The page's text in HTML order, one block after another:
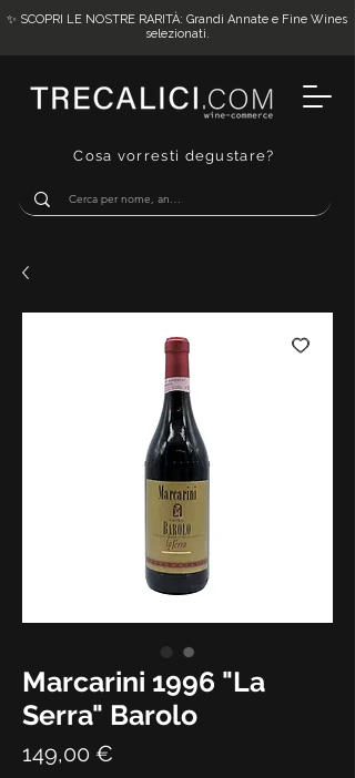
Cosa vorresti degustare?
✨ SCOPRI LE NOSTRE RARITÀ: Grandi Annate e Fine Wines
selezionati.
Marcarini 1996 "La
Serra" Barolo
149,00 €